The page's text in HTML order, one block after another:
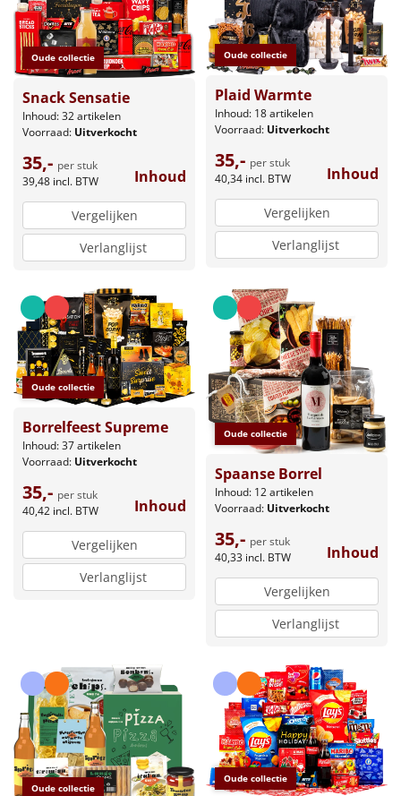
Oude collectie
Snack Sensatie
Inhoud: 32 artikelen
Voorraad: Uitverkocht
35,- per stuk
39,48 incl. BTW Inhoud
Vergelijken
Verlanglijst
Oude collectie
Plaid Warmte
Inhoud: 18 artikelen
Voorraad: Uitverkocht
35,- per stuk
40,34 incl. BTW Inhoud
Vergelijken
Verlanglijst
Oude collectie
Borrelfeest Supreme
Inhoud: 37 artikelen
Voorraad: Uitverkocht
35,- per stuk
40,42 incl. BTW Inhoud
Vergelijken
Verlanglijst
Oude collectie
Spaanse Borrel
Inhoud: 12 artikelen
Voorraad: Uitverkocht
35,- per stuk
40,33 incl. BTW Inhoud
Vergelijken
Verlanglijst
Oude collectie
Oude collectie